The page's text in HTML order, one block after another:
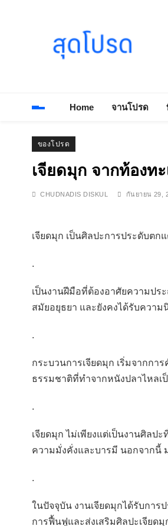
Home จานโปรด
ของโปรด
เจียดมุก จากท้องท
CHUDNADIS DISKUL กันยายน 29,
เจียดมุก เป็นศิลปะการประดับต
.
เป็นงานฝีมือที่ต้องอาศัยความปร
สมัยอยุธยา และยังคงได้รับควา
.
กระบวนการเจียดมุก เริ่มจากกา
ธรรมชาติที่ทำจากหนังปลาไหล
.
เจียดมุก ไม่เพียงแต่เป็นงานศิล
ความมั่งคั่งและบารมี นอกจากนี้
.
ในปัจจุบัน งานเจียดมุกได้รับการ
การฟื้นฟูและส่งเสริมศิลปะเจียด